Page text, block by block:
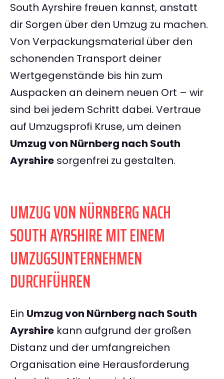
South Ayrshire freuen kannst, anstatt
dir Sorgen über den Umzug zu machen.
Von Verpackungsmaterial über den
schonenden Transport deiner
Wertgegenstände bis hin zum
Auspacken an deinem neuen Ort – wir
sind bei jedem Schritt dabei. Vertraue
auf Umzugsprofi Kruse, um deinen
Umzug von Nürnberg nach South
Ayrshire sorgenfrei zu gestalten.
UMZUG VON NÜRNBERG NACH
SOUTH AYRSHIRE MIT EINEM
UMZUGSUNTERNEHMEN
DURCHFÜHREN
Ein Umzug von Nürnberg nach South
Ayrshire kann aufgrund der großen
Distanz und der umfangreichen
Organisation eine Herausforderung